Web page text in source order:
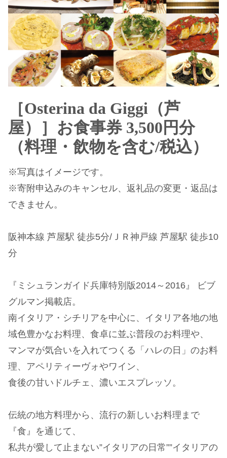
［Osterina da Giggi（芦
屋）］お食事券 3,500円分
（料理・飲物を含む/税込）
※写真はイメージです。
※寄附申込みのキャンセル、返礼品の変更・返品は
できません。
阪神本線 芦屋駅 徒歩5分/ＪＲ神戸線 芦屋駅 徒歩10
分
『ミシュランガイド兵庫特別版2014～2016』 ビブ
グルマン掲載店。
南イタリア・シチリアを中心に、イタリア各地の地
域色豊かなお料理、食卓に並ぶ普段のお料理や、
マンマが気合いを入れてつくる「ハレの日」のお料
理、アペリティーヴォやワイン、
食後の甘いドルチェ、濃いエスプレッソ。
伝統の地方料理から、流行の新しいお料理まで
『食』を通じて、
私共が愛して止まない”イタリアの日常””イタリアの